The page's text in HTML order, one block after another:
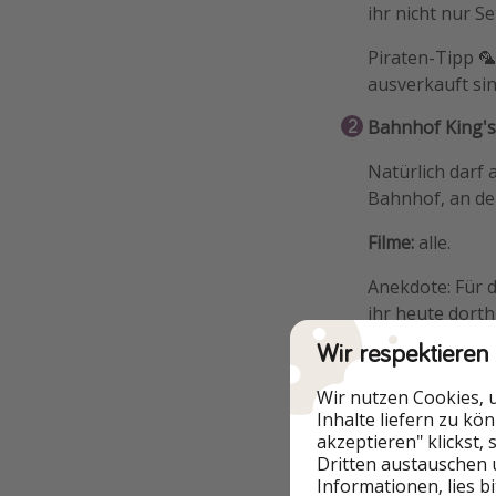
ihr nicht nur
Piraten-Tipp
ausverkauft
Bahnhof
Natürlich darf
Bahnhof, an
Filme: alle.
Anekdote: Für
ihr heute
Wand.
Diese Brücke
Brücke
Wir
Wir nutzen Cookies,
Inhalte liefern zu
akzeptieren" klickst,
Dritten austauschen
Informationen, lies